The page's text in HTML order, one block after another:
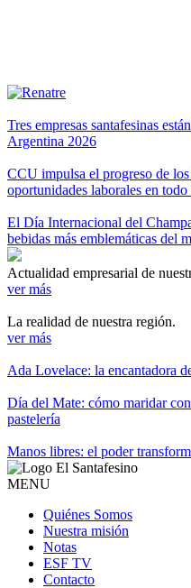
Tres empresas santafesinas
Argentina 2026
CCU impulsa el progreso de
oportunidades laborales en todo
El Día Internacional del
bebidas más emblemáticas del
Actualidad empresarial de
ver más
La realidad de nuestra región.
ver más
Ada Lovelace: la encantadora
Día del Mate: cómo maridar
pastelería
Manos libres: el poder
MENU
Quiénes Somos
Nuestra misión
Notas
ESF TV
Contacto